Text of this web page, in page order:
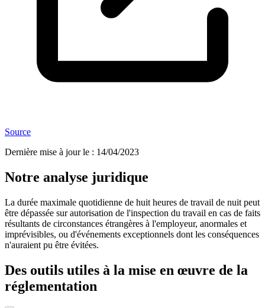
Source
Dernière mise à jour le : 14/04/2023
Notre analyse juridique
La durée maximale quotidienne de huit heures de travail de nuit peut
être dépassée sur autorisation de l'inspection du travail en cas de faits
résultants de circonstances étrangères à l'employeur, anormales et
imprévisibles, ou d'événements exceptionnels dont les conséquences
n'auraient pu être évitées.
Des outils utiles à la mise en œuvre de la
réglementation